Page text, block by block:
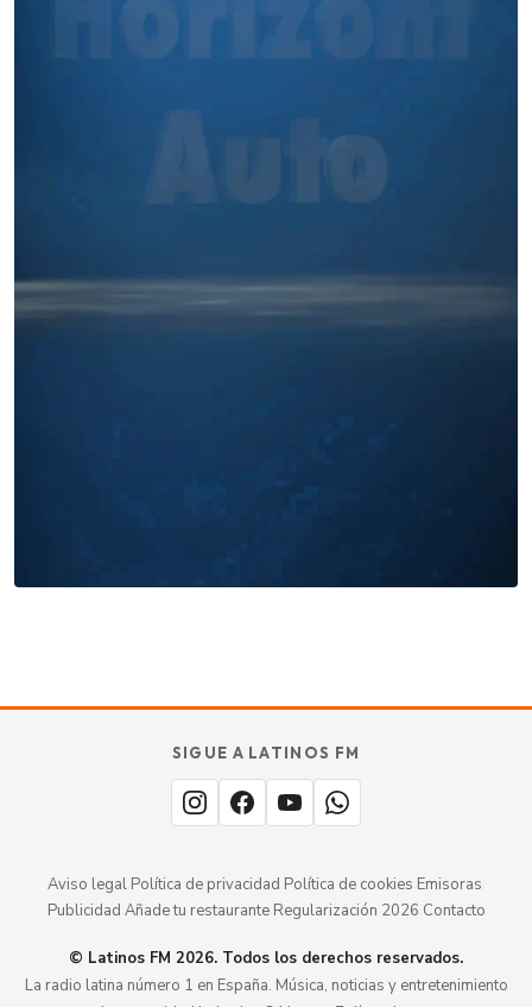
TU SABOR
MERECE
ESTARaquí.
Añade tu restaurante
SIGUE A LATINOS FM
Aviso legal· Política de privacidad Política de cookies Emisoras
Publicidad Añade tu restaurante· Regularización 2026 Contacto
© Latinos FM 2026. Todos los derechos reservados.
La radio latina número 1 en España. Música, noticias y entretenimiento